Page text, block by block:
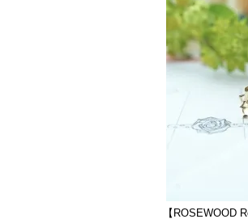
【ROSEWOOD